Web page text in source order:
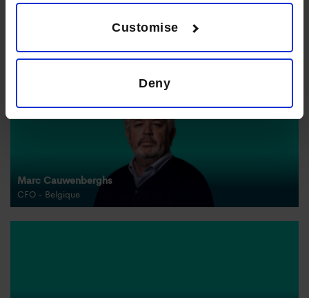
Customise
Deny
CFO - Belgique
Marc Cauwenberghs
CFO - Belgique